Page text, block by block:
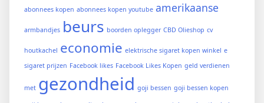
abonnees kopen abonnees kopen youtube amerikaanse
armbandjes beurs boorden oplegger CBD Olieshop cv
houtkachel economie elektrische sigaret kopen winkel e
sigaret prijzen Facebook likes Facebook Likes Kopen geld verdienen
met gezondheid goji bessen goji bessen kopen